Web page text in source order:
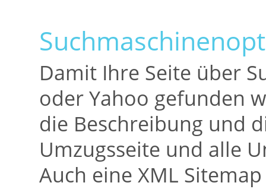
Damit Ihre Seite über
oder Yahoo gefunden
die Beschreibung und
Umzugsseite und alle
Auch eine XML